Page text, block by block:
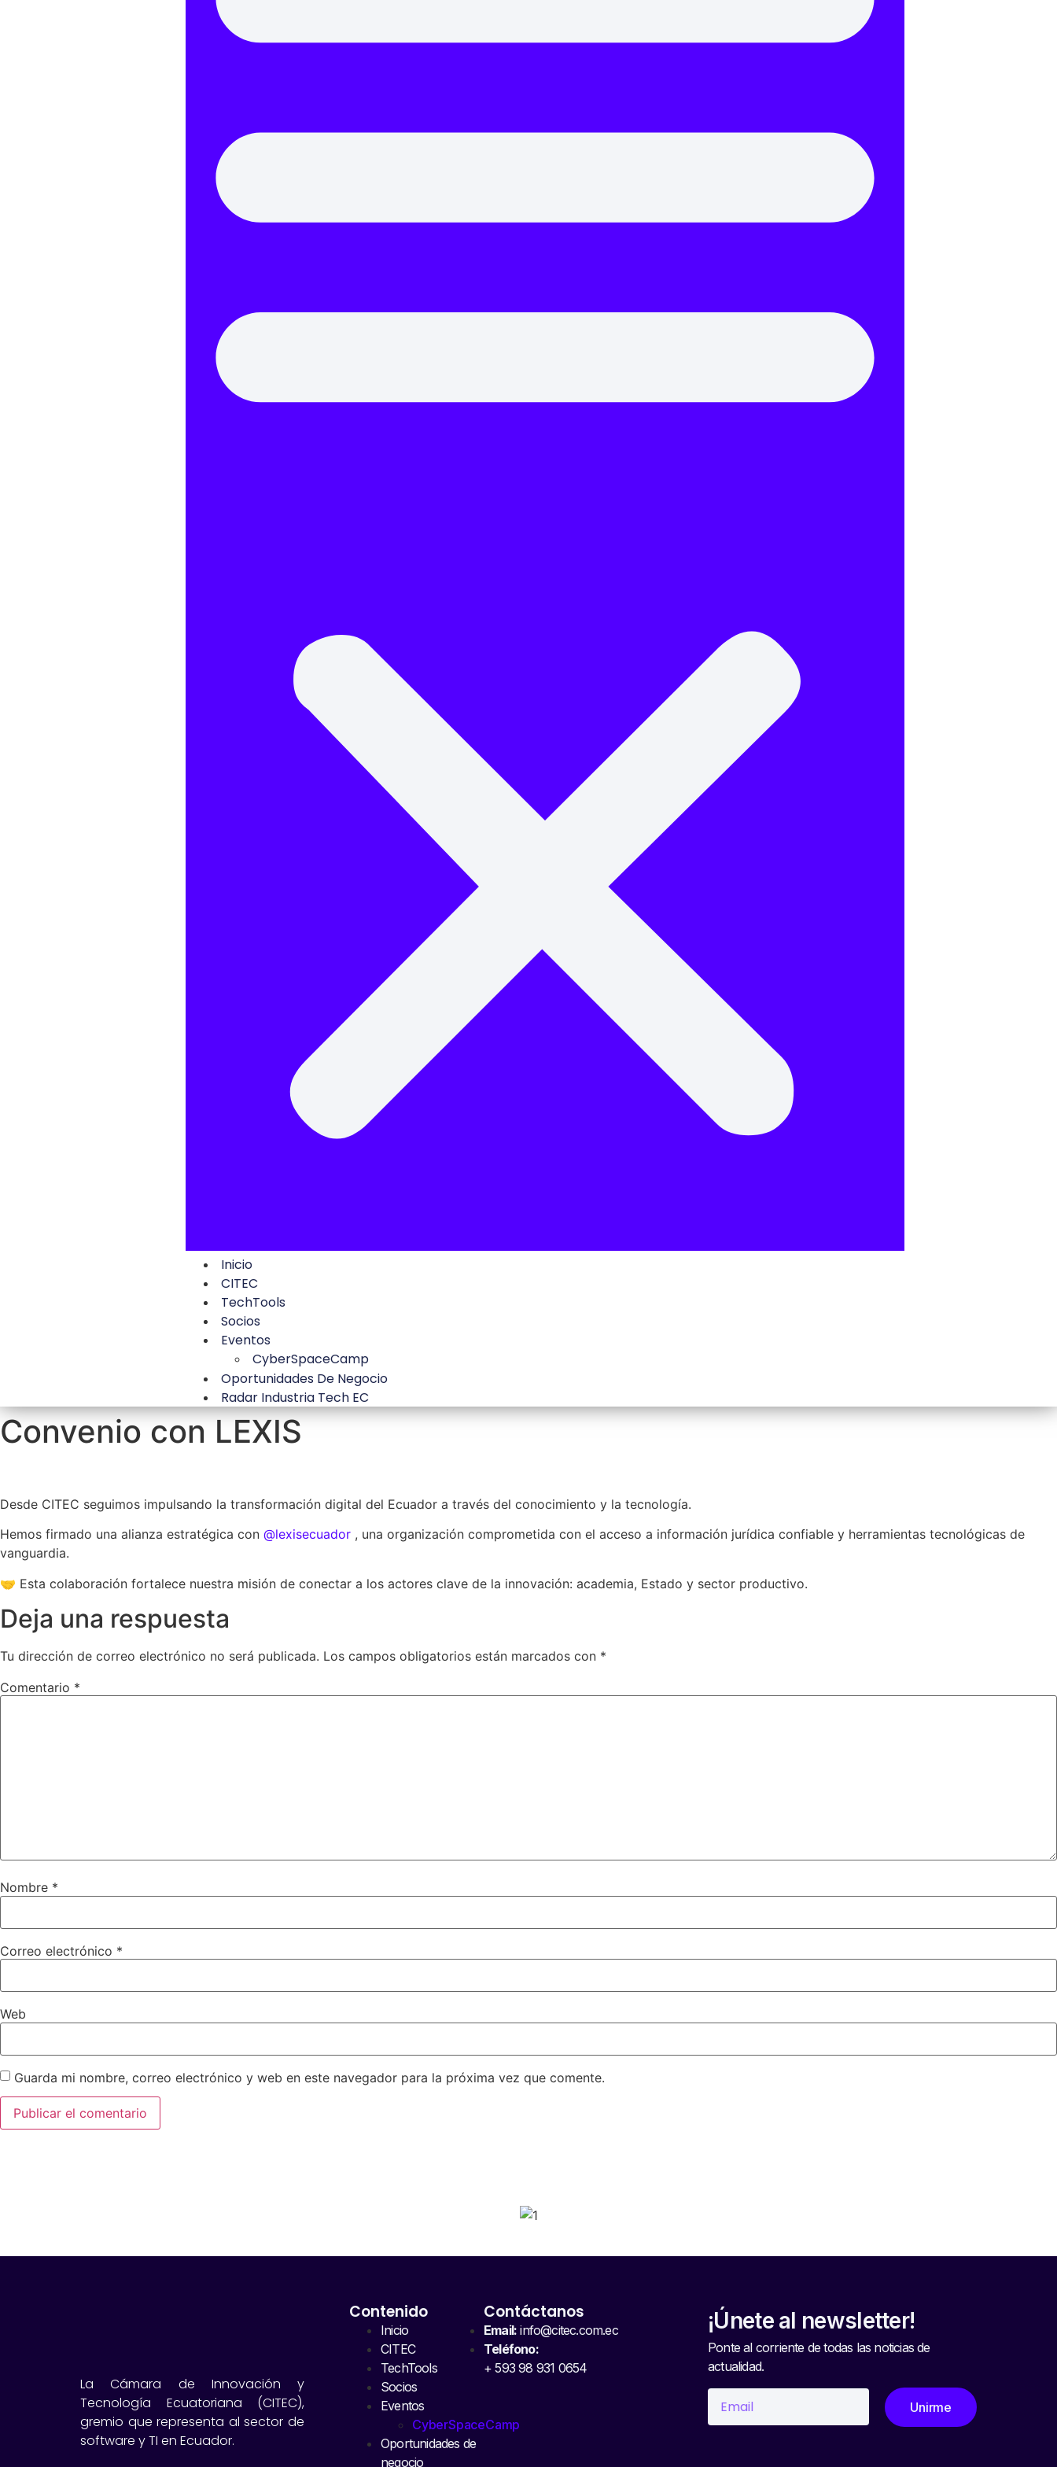
Inicio
CITEC
TechTools
Socios
Eventos
CyberSpaceCamp
Oportunidades De Negocio
Radar Industria Tech EC
Convenio con LEXIS
Desde CITEC seguimos impulsando la transformación digital del Ecuador a través del conocimiento y la tecnología.
Hemos firmado una alianza estratégica con @lexisecuador , una organización comprometida con el acceso a información jurídica confiable y herramientas tecnológicas de
vanguardia.
🤝 Esta colaboración fortalece nuestra misión de conectar a los actores clave de la innovación: academia, Estado y sector productivo.
Deja una respuesta
Tu dirección de correo electrónico no será publicada. Los campos obligatorios están marcados con *
Comentario *
Nombre *
Correo electrónico *
Web
Guarda mi nombre, correo electrónico y web en este navegador para la próxima vez que comente.
La Cámara de Innovación y
Tecnología Ecuatoriana (CITEC),
gremio que representa al sector de
software y TI en Ecuador.
Contenido
Inicio
CITEC
TechTools
Socios
Eventos
CyberSpaceCamp
Oportunidades de
negocio
Contáctanos
Email: info@citec.com.ec
Teléfono:
+ 593 98 931 0654
¡Únete al newsletter!
Ponte al corriente de todas las noticias de
actualidad.
Unirme